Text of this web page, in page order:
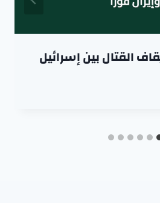
القتال بين إسرائيل